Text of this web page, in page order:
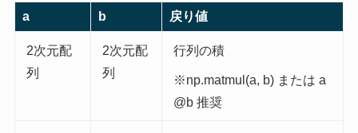
a b 戻り値
2次元配
列
2次元配
列
行列の積
※np.matmul(a, b) または a
@b 推奨